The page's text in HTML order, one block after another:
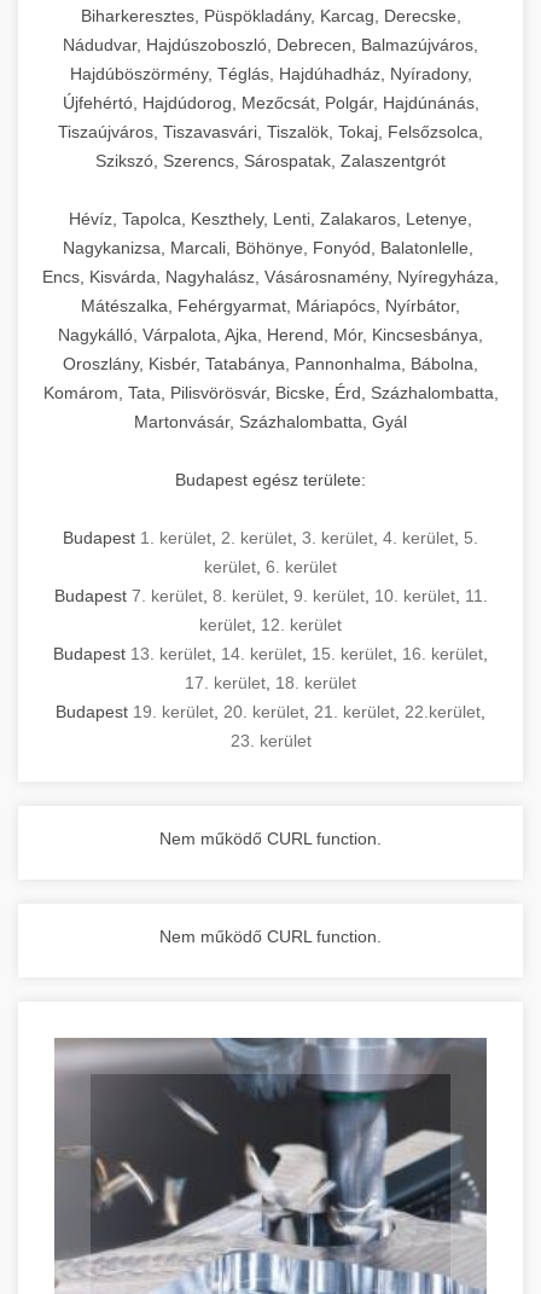
Biharkeresztes, Püspökladány, Karcag, Derecske,
Nádudvar, Hajdúszoboszló, Debrecen, Balmazújváros,
Hajdúböszörmény, Téglás, Hajdúhadház, Nyíradony,
Újfehértó, Hajdúdorog, Mezőcsát, Polgár, Hajdúnánás,
Tiszaújváros, Tiszavasvári, Tiszalök, Tokaj, Felsőzsolca,
Szikszó, Szerencs, Sárospatak, Zalaszentgrót
Hévíz, Tapolca, Keszthely, Lenti, Zalakaros, Letenye,
Nagykanizsa, Marcali, Böhönye, Fonyód, Balatonlelle,
Encs, Kisvárda, Nagyhalász, Vásárosnamény, Nyíregyháza,
Mátészalka, Fehérgyarmat, Máriapócs, Nyírbátor,
Nagykálló, Várpalota, Ajka, Herend, Mór, Kincsesbánya,
Oroszlány, Kisbér, Tatabánya, Pannonhalma, Bábolna,
Komárom, Tata, Pilisvörösvár, Bicske, Érd, Százhalombatta,
Martonvásár, Százhalombatta, Gyál
Budapest egész területe:
Budapest 1. kerület 2. kerület 3. kerület 4. kerület 5.
kerület 6. kerület
Budapest 7. kerület, 8. kerület, 9. kerület, 10. kerület, 11.
kerület 12. kerület
Budapest 13. kerület 14. kerület 15. kerület 16. kerület
17. kerület 18. kerület
Budapest 19. kerület 20. kerület 21. kerület 22.kerület
23. kerület
Nem működő CURL function.
Nem működő CURL function.